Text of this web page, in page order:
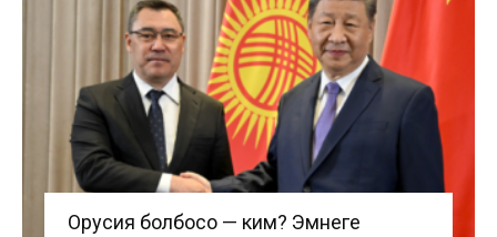
Орусия болбосо — ким? Эмнеге